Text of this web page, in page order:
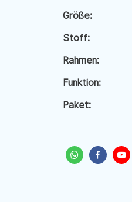
Größe:
Stoff:
Rahmen:
Funktion:
Paket: